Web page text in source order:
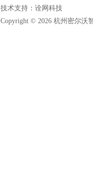
技术支持： 诠网科技
Copyright © 2026 杭州密尔沃